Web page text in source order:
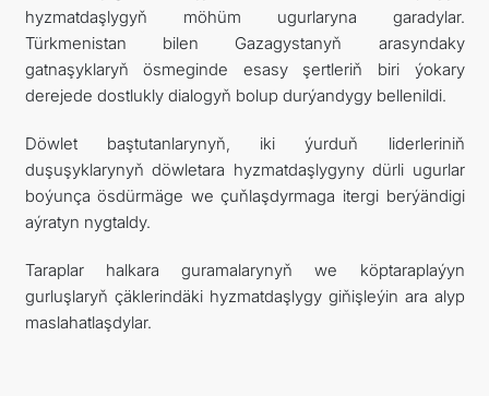
hyzmatdaşlygyň möhüm ugurlaryna garadylar.
Türkmenistan bilen Gazagystanyň arasyndaky
gatnaşyklaryň ösmeginde esasy şertleriň biri ýokary
derejede dostlukly dialogyň bolup durýandygy bellenildi.
Döwlet baştutanlarynyň, iki ýurduň liderleriniň
duşuşyklarynyň döwletara hyzmatdaşlygyny dürli ugurlar
boýunça ösdürmäge we çuňlaşdyrmaga itergi berýändigi
aýratyn nygtaldy.
Taraplar halkara guramalarynyň we köptaraplaýyn
gurluşlaryň çäklerindäki hyzmatdaşlygy giňişleýin ara alyp
maslahatlaşdylar.